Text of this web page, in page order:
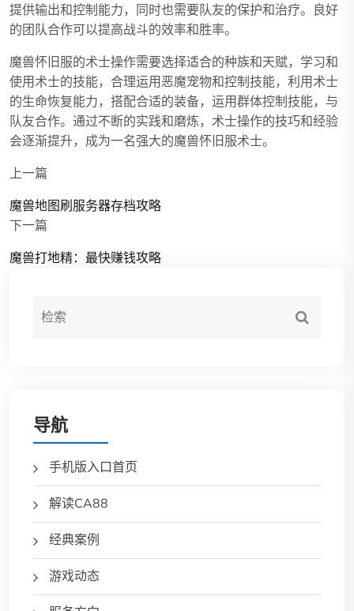
提供输出和控制能力，同时也需要队友的保护和治疗。良好
的团队合作可以提高战斗的效率和胜率。
魔兽怀旧服的术士操作需要选择适合的种族和天赋，学习和
使用术士的技能，合理运用恶魔宠物和控制技能，利用术士
的生命恢复能力，搭配合适的装备，运用群体控制技能，与
队友合作。通过不断的实践和磨炼，术士操作的技巧和经验
会逐渐提升，成为一名强大的魔兽怀旧服术士。
上一篇
魔兽地图刷服务器存档攻略
下一篇
魔兽打地精：最快赚钱攻略
导航
手机版入口首页
解读CA88
经典案例
游戏动态